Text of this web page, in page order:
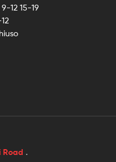
9-12 15-19
Road .